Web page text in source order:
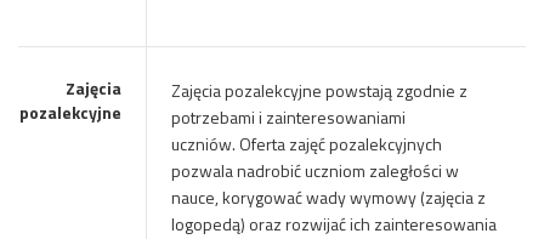
Zajęcia
pozalekcyjne
Zajęcia pozalekcyjne powstają zgodnie z
potrzebami i zainteresowaniami
uczniów. Oferta zajęć pozalekcyjnych
pozwala nadrobić uczniom zaległości w
nauce, korygować wady wymowy (zajęcia z
logopedą) oraz rozwijać ich zainteresowania